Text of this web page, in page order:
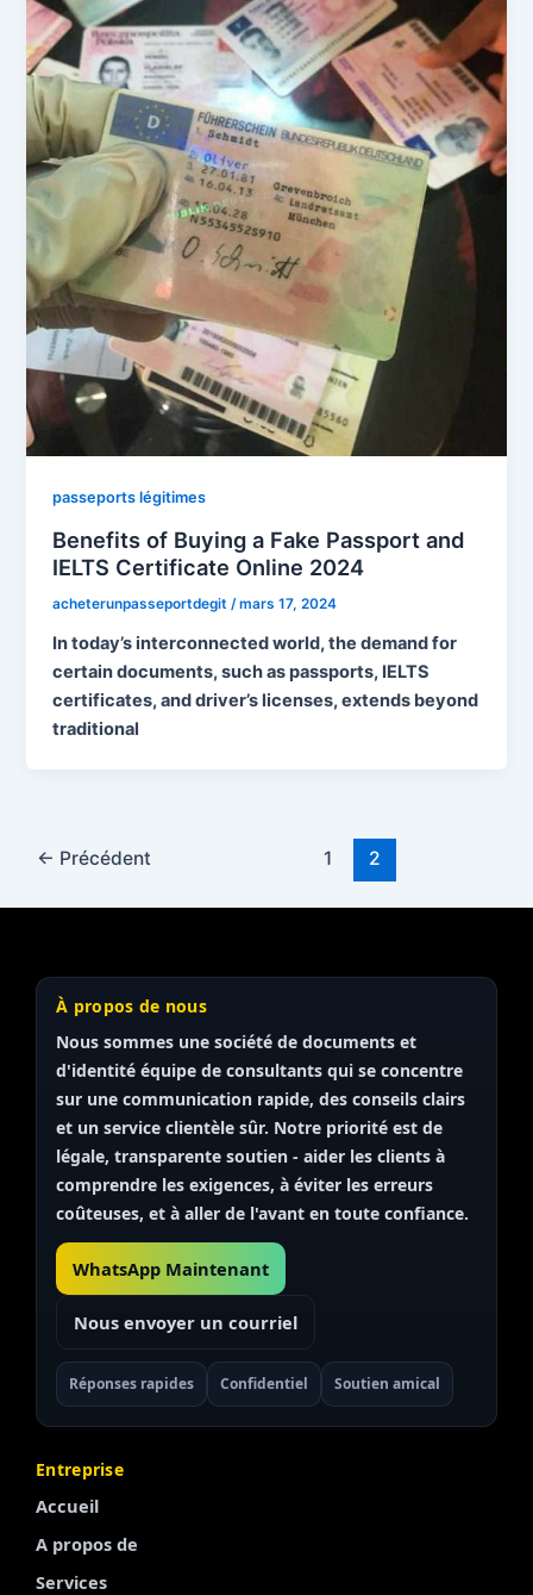
passeports légitimes
Benefits of Buying a Fake Passport and
IELTS Certificate Online 2024
acheterunpasseportdegit/mars 17, 2024
In today’s interconnected world, the demand for
certain documents, such as passports, IELTS
certificates, and driver’s licenses, extends beyond
traditional
← Précédent 1 2
À propos de nous
Nous sommes une société de documents et
d'identité équipe de consultants qui se concentre
sur une communication rapide, des conseils clairs
et un service clientèle sûr. Notre priorité est de
légale, transparente soutien - aider les clients à
comprendre les exigences, à éviter les erreurs
coûteuses, et à aller de l'avant en toute confiance.
WhatsApp Maintenant
Nous envoyer un courriel
Réponses rapides Confidentiel Soutien amical
Entreprise
Accueil
A propos de
Services